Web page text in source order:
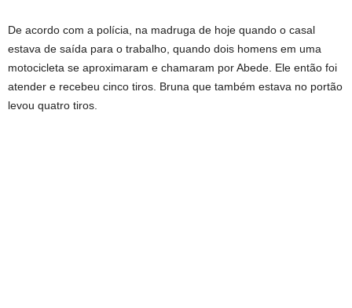
De acordo com a polícia, na madruga de hoje quando o casal
estava de saída para o trabalho, quando dois homens em uma
motocicleta se aproximaram e chamaram por Abede. Ele então foi
atender e recebeu cinco tiros. Bruna que também estava no portão
levou quatro tiros.